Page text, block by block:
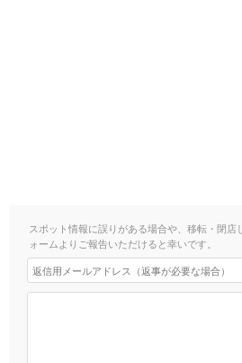
スポット情報に誤りがある場合や、移転・閉店
ォームよりご報告いただけると幸いです。